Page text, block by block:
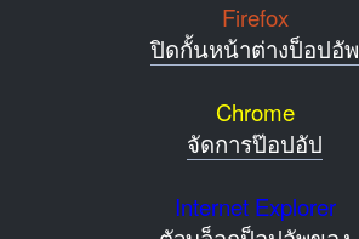
Firefox
ปิดกั้นหน้าต่างป็อปอัพ
Chrome
จัดการป๊อปอัป
Internet Explorer